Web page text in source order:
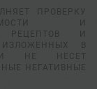
ПРОВЕРКУ
И
РЕЦЕПТОВ И
ИЗЛОЖЕННЫХ В
И НЕ НЕСЕТ
НЕГАТИВНЫЕ